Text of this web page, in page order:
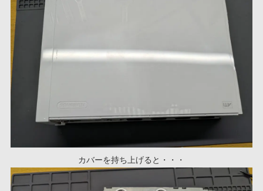
カバーを持ち上げると・・・